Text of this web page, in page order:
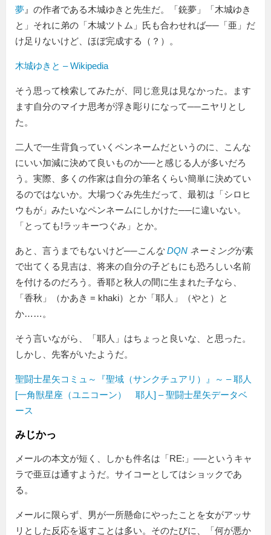
夢 』の作者である木城ゆきと先生だ。「銃夢」「木城ゆき
と」それに弟の「木城ツトム」氏も合わせれば──「亜」だ
け足りないけど、ほぼ完成する（？）。
木城ゆきと – Wikipedia
そう思って検索してみたが、同じ意見は見なかった。ます
ます自分のマイナ思考が浮き彫りになって──ニヤリとし
た。
二人で一生背負っていくペンネームだというのに、こんな
にいい加減に決めて良いものか──と感じる人が多いだろ
う。実際、多くの作家は自分の筆名くらい簡単に決めてい
るのではないか。大場つぐみ先生だって、最初は「シロヒ
ウもが」みたいなペンネームにしかけた──に違いない。
「とっても!ラッキーつぐみ」とか。
あと、言うまでもないけど──こんなDQN ネーミングが素
で出てくる見吉は、将来の自分の子どもにも恐ろしい名前
を付けるのだろう。香耶と秋人の間に生まれた子なら、
「香秋」（かあき = khaki）とか「耶人」（やと）と
か……。
そう言いながら、「耶人」はちょっと良いな、と思った。
しかし、先客がいたようだ。
聖闘士星矢コミュ～『聖域（サンクチュアリ）』～ – 耶人
[一角獣星座（ユニコーン） 耶人] – 聖闘士星矢データベ
ース
みじかっ
メールの本文が短く、しかも件名は「RE:」──というキャ
ラで亜豆は通すようだ。サイコーとしてはショックであ
る。
メールに限らず、男が一所懸命にやったことを女がアッサ
リとした反応を返すことは多い。そのたびに、「何が悪か